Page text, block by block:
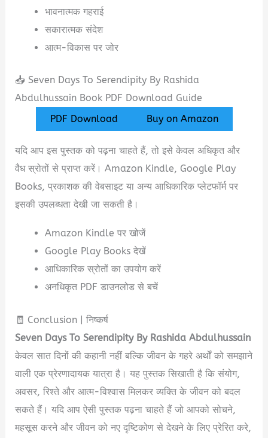
भावनात्मक गहराई
सकारात्मक संदेश
आत्म-विकास पर जोर
📥 Seven Days To Serendipity By Rashida
Abdulhussain Book PDF Download Guide
PDF Download
Buy on Amazon
यदि आप इस पुस्तक को पढ़ना चाहते हैं, तो इसे केवल अधिकृत और
वैध स्रोतों से प्राप्त करें। Amazon Kindle, Google Play
Books, प्रकाशक की वेबसाइट या अन्य आधिकारिक प्लेटफॉर्म पर
इसकी उपलब्धता देखी जा सकती है।
Amazon Kindle पर खोजें
Google Play Books देखें
आधिकारिक स्रोतों का उपयोग करें
अनधिकृत PDF डाउनलोड से बचें
🧾 Conclusion | निष्कर्ष
Seven Days To Serendipity By Rashida Abdulhussain
केवल सात दिनों की कहानी नहीं बल्कि जीवन के गहरे अर्थों को समझाने
वाली एक प्रेरणादायक यात्रा है। यह पुस्तक सिखाती है कि संयोग,
अवसर, रिश्ते और आत्म-विश्वास मिलकर व्यक्ति के जीवन को बदल
सकते हैं। यदि आप ऐसी पुस्तक पढ़ना चाहते हैं जो आपको सोचने,
महसूस करने और जीवन को नए दृष्टिकोण से देखने के लिए प्रेरित करे,